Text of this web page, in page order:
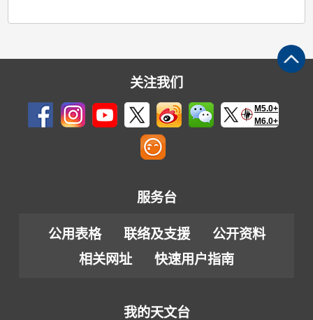
关注我们
M5.0+
M6.0+
服务台
公用表格 联络及支援
公开资料
相关网址
快速用户指南
我的天文台